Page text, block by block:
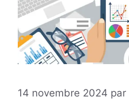
14 novembre 2024 par